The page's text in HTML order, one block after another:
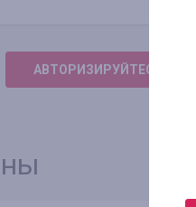
АВТОРИЗИРУЙТЕСЬ,